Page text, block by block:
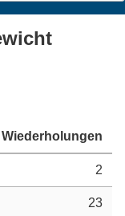
Wiederholungen
2
23